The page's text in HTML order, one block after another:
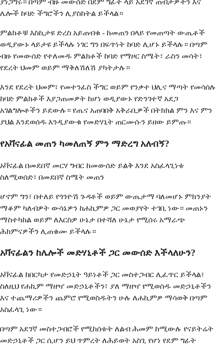
ያነጋግሩ። በጣም ብዙ መውሰድ በደም ግፊት ላይ አደገኛ ጠብታዎችን እና
ሌሎች ከባድ ችግሮችን ሊያስከትል ይችላል።
ምልክቶቹ እስኪታዩ ድረስ አይጠብቁ - ከመጠን በላይ የመጠጣት ውጤቶች
ወዲያውኑ ላይታዩ ይችላሉ ነገር ግን በፍጥነት ከባድ ሊሆኑ ይችላሉ። በጣም
ብዙ የመውሰድ የተለመዱ ምልክቶች ከባድ የማዞር ስሜት፣ ራስን መሳት፣
የደረት ህመም ወይም ማቅለሽለሽ ያካትታሉ።
እንደ የደረት ህመም፣ የመተንፈስ ችግር ወይም የንቃተ ህሊና ማጣት የመሳሰሉ
ከባድ ምልክቶች እያጋጠመዎት ከሆነ ወዲያውኑ የድንገተኛ አደጋ
አገልግሎቶችን ይደውሉ። የጤና አጠባበቅ አቅራቢዎች በትክክል ምን እና ምን
ያህል እንደወሰዱ እንዲያውቁ የመድሃኒት ጠርሙሱን ይዘው ይምጡ።
የአቫናፊል መጠን ካመለጠኝ ምን ማድረግ አለብኝ?
አቫናፊል በመደበኛ መርሃ ግብር ከመውሰድ ይልቅ እንደ አስፈላጊነቱ
ስለሚወሰድ፣ በመደበኛ ስሜት መጠን
ሆኖም ግን፣ በተለይ የጎንዮሽ ጉዳቶች ወይም ውጤታማ ባለመሆኑ ምክንያት
ማቆም ካለብዎት ውሳኔዎን ከሐኪምዎ ጋር መወያየት ተገቢ ነው። መጠኑን
ማስተካከል ወይም ለእርስዎ ሁኔታ በተሻለ ሁኔታ የሚሰሩ አማራጭ
ሕክምናዎችን ሊጠቁሙ ይችላሉ።
አቫናፊልን ከሌሎች መድሃኒቶች ጋር መውሰድ እችላለሁን?
አቫናፊል ከበርካታ የመድኃኒት ዓይነቶች ጋር መስተጋብር ሊፈጥር ይችላል፣
ስለዚህ የሐኪም ማዘዣ መድኃኒቶችን፣ ያለ ማዘዣ የሚወሰዱ መድኃኒቶችን
እና ተጨማሪዎችን ጨምሮ የሚወስዱትን ሁሉ ለሐኪምዎ ማሳወቅ በጣም
አስፈላጊ ነው።
በጣም አደገኛ መስተጋብሮች የሚከሰቱት ለልብ ሕመም ከሚውሉ የናይትሬት
መድኃኒቶች ጋር ሲሆን ይህ ጥምረት ለሕይወት አስጊ የሆነ የደም ግፊት